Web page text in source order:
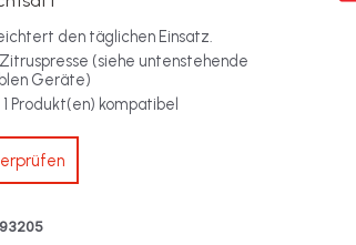
den täglichen Einsatz.
(siehe untenstehende
Geräte)
Produkt(en) kompatibel